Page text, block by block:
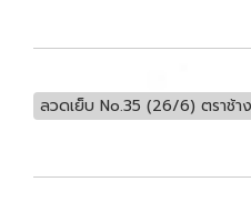
ลวดเย็บ No.35 (26/6) ตราช้าง